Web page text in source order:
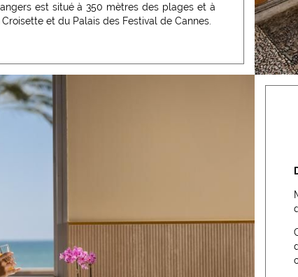
est situé à 350 mètres des plages et à
et du Palais des Festival de Cannes.
la vieille ville, de la plage, des jardins, du
quelques pas du village de pêcheurs et des